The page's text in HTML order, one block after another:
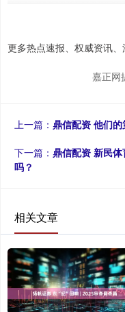
更多热点速报、权威资讯
嘉正网
上一篇： 鼎信配资 他们
下一篇： 鼎信配资 新民
吗？
相关文章